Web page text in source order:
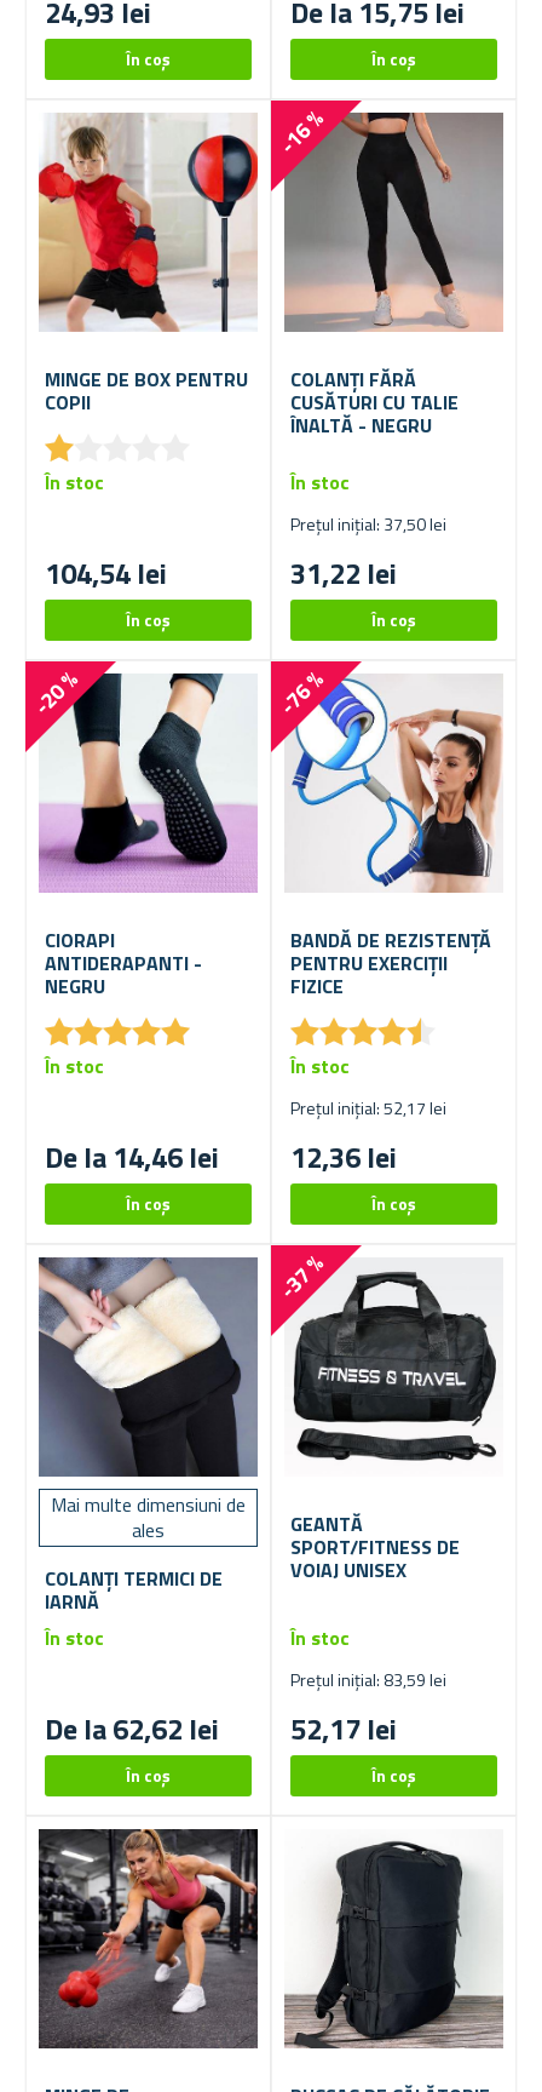
24,93 lei De la 15,75 lei
MINGE DE BOX PENTRU
COPII
★
★
104,54 lei
În stoc
-16 %
COLANȚI FĂRĂ
CUSĂTURI CU TALIE
ÎNALTĂ - NEGRU
Prețul inițial: 37,50 lei
31,22 lei
În stoc
-20 %
CIORAPI
ANTIDERAPANTI -
NEGRU
★★★★★
★★★★★
De la 14,46 lei
În stoc
-76 %
BANDĂ DE REZISTENȚĂ
PENTRU EXERCIȚII
FIZICE
★★★★★
★★★★★
Prețul inițial: 52,17 lei
12,36 lei
În stoc
Mai multe dimensiuni de
ales
COLANȚI TERMICI DE
IARNĂ
De la 62,62 lei
În stoc
-37 %
GEANTĂ
SPORT/FITNESS DE
VOIAJ UNISEX
Prețul inițial: 83,59 lei
52,17 lei
În stoc